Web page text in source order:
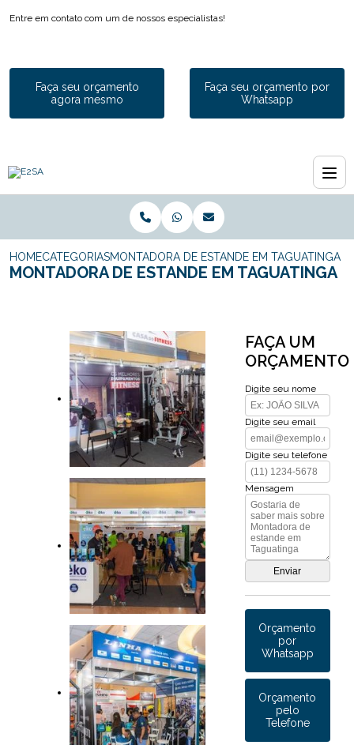
Entre em contato com um de nossos especialistas!
Faça seu orçamento
agora mesmo
Faça seu orçamento por
Whatsapp
HOMECATEGORIASMONTADORA DE ESTANDE EM TAGUATINGA
MONTADORA DE ESTANDE EM TAGUATINGA
FAÇA UM
ORÇAMENTO
Digite seu nome
Digite seu email
Digite seu telefone
Mensagem
Orçamento
por
Whatsapp
Orçamento
pelo
Telefone